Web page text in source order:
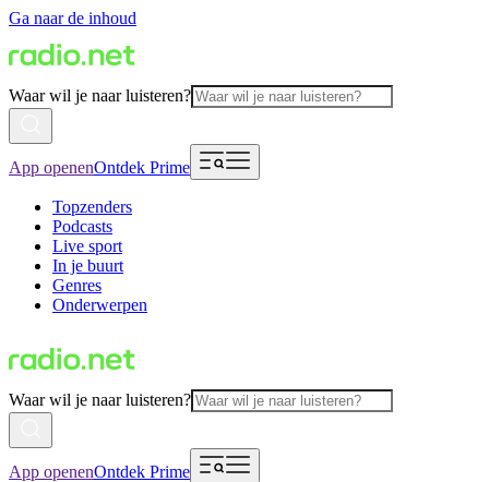
Ga naar de inhoud
Waar wil je naar luisteren?
App openenOntdek Prime
Topzenders
Podcasts
Live sport
In je buurt
Genres
Onderwerpen
Waar wil je naar luisteren?
App openenOntdek Prime